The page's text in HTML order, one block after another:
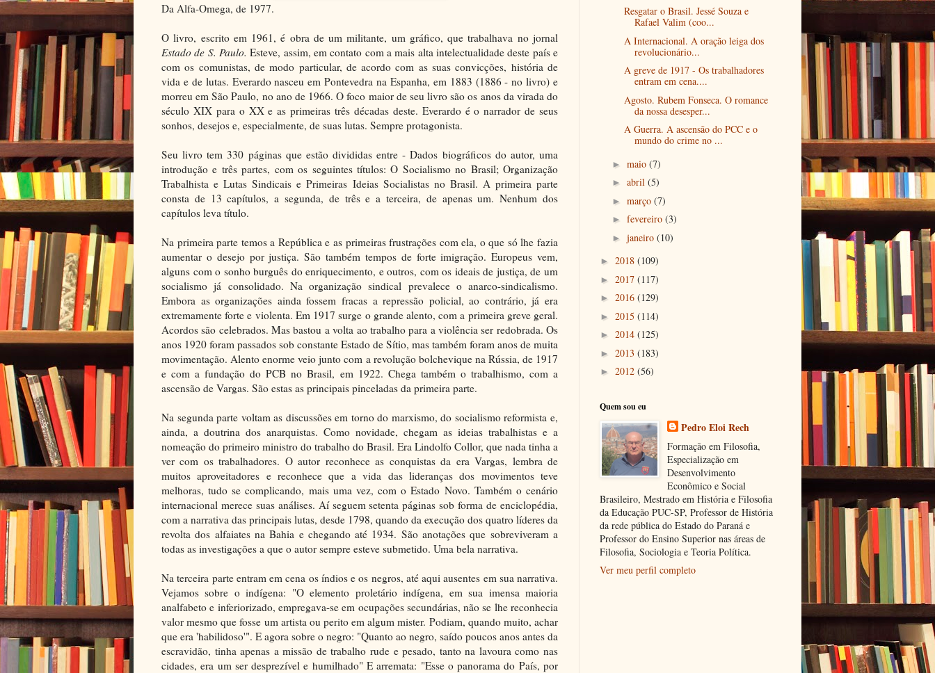
Da Alfa-Omega, de 1977.
O livro, escrito em 1961, é obra de um militante, um gráfico, que trabalhava no jornal
Estado de S. Paulo.Esteve, assim, em contato com a mais alta intelectualidade deste país e
com os comunistas, de modo particular, de acordo com as suas convicções, história de
vida e de lutas. Everardo nasceu em Pontevedra na Espanha, em 1883 (1886 - no livro) e
morreu em São Paulo, no ano de 1966. O foco maior de seu livro são os anos da virada do
século XIX para o XX e as primeiras três décadas deste. Everardo é o narrador de seus
sonhos, desejos e, especialmente, de suas lutas. Sempre protagonista.
Seu livro tem 330 páginas que estão divididas entre - Dados biográficos do autor, uma
introdução e três partes, com os seguintes títulos: O Socialismo no Brasil; Organização
Trabalhista e Lutas Sindicais e Primeiras Ideias Socialistas no Brasil. A primeira parte
consta de 13 capítulos, a segunda, de três e a terceira, de apenas um. Nenhum dos
capítulos leva título.
Na primeira parte temos a República e as primeiras frustrações com ela, o que só lhe fazia
aumentar o desejo por justiça. São também tempos de forte imigração. Europeus vem,
alguns com o sonho burguês do enriquecimento, e outros, com os ideais de justiça, de um
socialismo já consolidado. Na organização sindical prevalece o anarco-sindicalismo.
Embora as organizações ainda fossem fracas a repressão policial, ao contrário, já era
extremamente forte e violenta. Em 1917 surge o grande alento, com a primeira greve geral.
Acordos são celebrados. Mas bastou a volta ao trabalho para a violência ser redobrada. Os
anos 1920 foram passados sob constante Estado de Sítio, mas também foram anos de muita
movimentação. Alento enorme veio junto com a revolução bolchevique na Rússia, de 1917
e com a fundação do PCB no Brasil, em 1922. Chega também o trabalhismo, com a
ascensão de Vargas. São estas as principais pinceladas da primeira parte.
Na segunda parte voltam as discussões em torno do marxismo, do socialismo reformista e,
ainda, a doutrina dos anarquistas. Como novidade, chegam as ideias trabalhistas e a
nomeação do primeiro ministro do trabalho do Brasil. Era Lindolfo Collor, que nada tinha a
ver com os trabalhadores. O autor reconhece as conquistas da era Vargas, lembra de
muitos aproveitadores e reconhece que a vida das lideranças dos movimentos teve
melhoras, tudo se complicando, mais uma vez, com o Estado Novo. Também o cenário
internacional merece suas análises. Aí seguem setenta páginas sob forma de enciclopédia,
com a narrativa das principais lutas, desde 1798, quando da execução dos quatro líderes da
revolta dos alfaiates na Bahia e chegando até 1934. São anotações que sobreviveram a
todas as investigações a que o autor sempre esteve submetido. Uma bela narrativa.
Na terceira parte entram em cena os índios e os negros, até aqui ausentes em sua narrativa.
Vejamos sobre o indígena: "O elemento proletário indígena, em sua imensa maioria
analfabeto e inferiorizado, empregava-se em ocupações secundárias, não se lhe reconhecia
valor mesmo que fosse um artista ou perito em algum mister. Podiam, quando muito, achar
que era 'habilidoso'". E agora sobre o negro: "Quanto ao negro, saído poucos anos antes da
escravidão, tinha apenas a missão de trabalho rude e pesado, tanto na lavoura como nas
cidades, era um ser desprezível e humilhado" E arremata: "Esse o panorama do País, por
Resgatar o Brasil. Jessé Souza e
Rafael Valim (coo...
A Internacional. A oração leiga dos
revolucionário...
A greve de 1917 - Os trabalhadores
entram em cena....
Agosto. Rubem Fonseca. O romance
da nossa desesper...
A Guerra. A ascensão do PCC e o
mundo do crime no ...
► maio (7)
► abril (5)
► março (7)
► fevereiro (3)
► janeiro (10)
► 2018 (109)
► 2017 (117)
► 2016 (129)
► 2015 (114)
► 2014 (125)
► 2013 (183)
► 2012 (56)
Quem sou eu
Pedro Eloi Rech
Formação em Filosofia,
Especialização em
Desenvolvimento
Econômico e Social
Brasileiro, Mestrado em História e Filosofia
da Educação PUC-SP, Professor de História
da rede pública do Estado do Paraná e
Professor do Ensino Superior nas áreas de
Filosofia, Sociologia e Teoria Política.
Ver meu perfil completo